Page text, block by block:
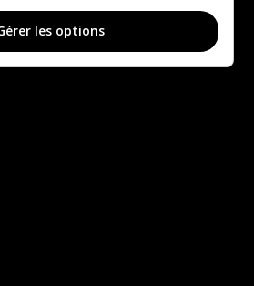
les options